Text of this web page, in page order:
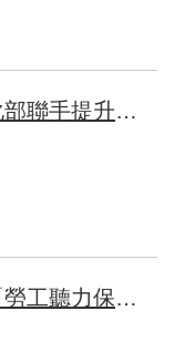
強化片場安全 勞動部與文化部聯手提升影視職安管理
防止噪音傷害，勞動部訂定「勞工聽力保護措施辦理原則」